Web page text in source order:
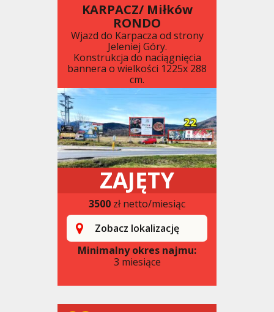
KARPACZ/ Miłków
RONDO
Wjazd do Karpacza od strony
Jeleniej Góry.
Konstrukcja do naciągnięcia
bannera o wielkości 1225x 288
cm.
ZAJĘTY
3500 zł netto/miesiąc
Zobacz lokalizację
Minimalny okres najmu:
3 miesiące